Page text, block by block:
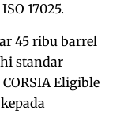
17025.
45 ribu barrel
standar
Eligible